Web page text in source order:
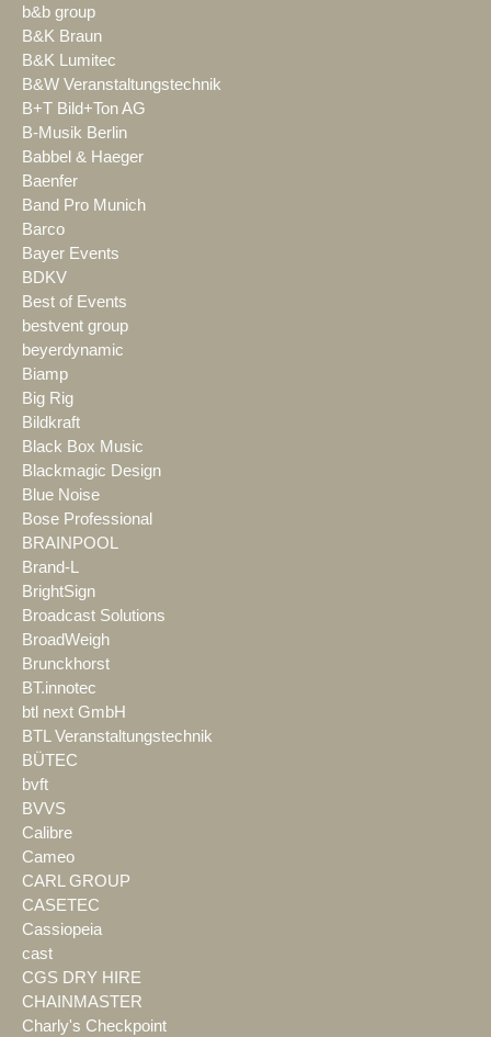
b&b group
B&K Braun
B&K Lumitec
B&W Veranstaltungstechnik
B+T Bild+Ton AG
B-Musik Berlin
Babbel & Haeger
Baenfer
Band Pro Munich
Barco
Bayer Events
BDKV
Best of Events
bestvent group
beyerdynamic
Biamp
Big Rig
Bildkraft
Black Box Music
Blackmagic Design
Blue Noise
Bose Professional
BRAINPOOL
Brand-L
BrightSign
Broadcast Solutions
BroadWeigh
Brunckhorst
BT.innotec
btl next GmbH
BTL Veranstaltungstechnik
BÜTEC
bvft
BVVS
Calibre
Cameo
CARL GROUP
CASETEC
Cassiopeia
cast
CGS DRY HIRE
CHAINMASTER
Charly's Checkpoint